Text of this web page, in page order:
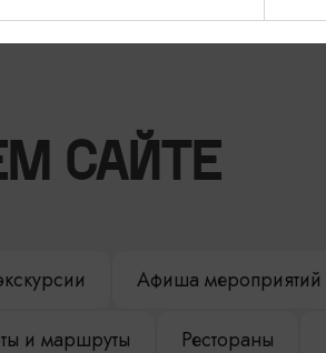
САЙТЕ
Афиша мероприятий
и маршруты Рестораны